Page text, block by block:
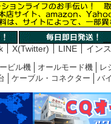
X(Twitter) LINE イン
ビル機 オールモード機 レ
ケーブル・コネクター バ